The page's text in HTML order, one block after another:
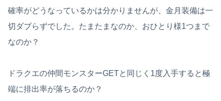
確率がどうなっているかは分かりませんが、金月装備は一
切ダブらずでした。たまたまなのか、おひとり様1つまで
なのか？
ドラクエの仲間モンスターGETと同じく1度入手すると極
端に排出率が落ちるのか？